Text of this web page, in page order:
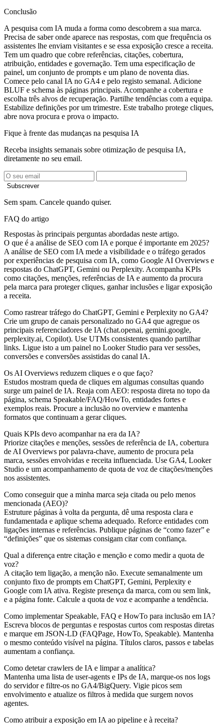
Conclusão
A pesquisa com IA muda a forma como descobrem a sua marca.
Precisa de saber onde aparece nas respostas, com que frequência os
assistentes lhe enviam visitantes e se essa exposição cresce a receita.
Tem um quadro que cobre referências, citações, cobertura,
atribuição, entidades e governação. Tem uma especificação de
painel, um conjunto de prompts e um plano de noventa dias.
Comece pelo canal IA no GA4 e pelo registo semanal. Adicione
BLUF e schema às páginas principais. Acompanhe a cobertura e
escolha três alvos de recuperação. Partilhe tendências com a equipa.
Estabilize definições por um trimestre. Este trabalho protege cliques,
abre nova procura e prova o impacto.
Fique à frente das mudanças na pesquisa IA
Receba insights semanais sobre otimização de pesquisa IA,
diretamente no seu email.
Subscrever
Sem spam. Cancele quando quiser.
FAQ do artigo
Respostas às principais perguntas abordadas neste artigo.
O que é a análise de SEO com IA e porque é importante em 2025?
A análise de SEO com IA mede a visibilidade e o tráfego gerados
por experiências de pesquisa com IA, como Google AI Overviews e
respostas do ChatGPT, Gemini ou Perplexity. Acompanha KPIs
como citações, menções, referências de IA e aumento da procura
pela marca para proteger cliques, ganhar inclusões e ligar exposição
a receita.
Como rastrear tráfego do ChatGPT, Gemini e Perplexity no GA4?
Crie um grupo de canais personalizado no GA4 que agregue os
principais referenciadores de IA (chat.openai, gemini.google,
perplexity.ai, Copilot). Use UTMs consistentes quando partilhar
links. Ligue isto a um painel no Looker Studio para ver sessões,
conversões e conversões assistidas do canal IA.
Os AI Overviews reduzem cliques e o que faço?
Estudos mostram queda de cliques em algumas consultas quando
surge um painel de IA. Reaja com AEO: resposta direta no topo da
página, schema Speakable/FAQ/HowTo, entidades fortes e
exemplos reais. Procure a inclusão no overview e mantenha
formatos que continuam a gerar cliques.
Quais KPIs devo acompanhar na era da IA?
Priorize citações e menções, sessões de referência de IA, cobertura
de AI Overviews por palavra‑chave, aumento de procura pela
marca, sessões envolvidas e receita influenciada. Use GA4, Looker
Studio e um acompanhamento de quota de voz de citações/menções
nos assistentes.
Como conseguir que a minha marca seja citada ou pelo menos
mencionada (AEO)?
Estruture páginas à volta da pergunta, dê uma resposta clara e
fundamentada e aplique schema adequado. Reforce entidades com
ligações internas e referências. Publique páginas de “como fazer” e
“definições” que os sistemas consigam citar com confiança.
Qual a diferença entre citação e menção e como medir a quota de
voz?
A citação tem ligação, a menção não. Execute semanalmente um
conjunto fixo de prompts em ChatGPT, Gemini, Perplexity e
Google com IA ativa. Registe presença da marca, com ou sem link,
e a página fonte. Calcule a quota de voz e acompanhe a tendência.
Como implementar Speakable, FAQ e HowTo para inclusão em IA?
Escreva blocos de perguntas e respostas curtos com respostas diretas
e marque em JSON‑LD (FAQPage, HowTo, Speakable). Mantenha
o mesmo conteúdo visível na página. Títulos claros, passos e tabelas
aumentam a confiança.
Como detetar crawlers de IA e limpar a analítica?
Mantenha uma lista de user‑agents e IPs de IA, marque‑os nos logs
do servidor e filtre‑os no GA4/BigQuery. Vigie picos sem
envolvimento e atualize os filtros à medida que surgem novos
agentes.
Como atribuir a exposição em IA ao pipeline e à receita?